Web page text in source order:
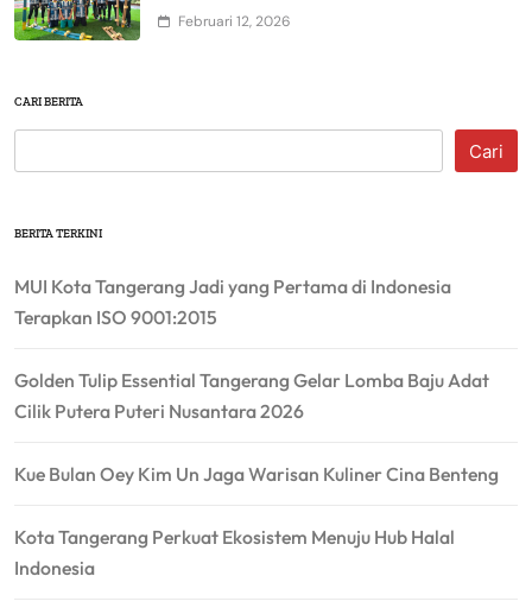
Februari 12, 2026
CARI BERITA
Cari
BERITA TERKINI
MUI Kota Tangerang Jadi yang Pertama di Indonesia
Terapkan ISO 9001:2015
Golden Tulip Essential Tangerang Gelar Lomba Baju Adat
Cilik Putera Puteri Nusantara 2026
Kue Bulan Oey Kim Un Jaga Warisan Kuliner Cina Benteng
Kota Tangerang Perkuat Ekosistem Menuju Hub Halal
Indonesia